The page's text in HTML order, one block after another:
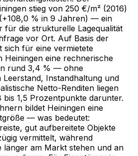
stieg von 250 €/m² (2016)
% in 9 Jahren) — ein
für die strukturelle Lagequalität
vor Ort. Auf Basis der
sich für eine vermietete
Heiningen eine rechnerische
rund 3,4 % — ohne
Instandhaltung und
Netto-Renditen liegen
1,5 Prozentpunkte darunter.
bildet Heiningen eine
— was bedeutet:
gut aufbereitete Objekte
vermittelt, während
länger am Markt stehen und an